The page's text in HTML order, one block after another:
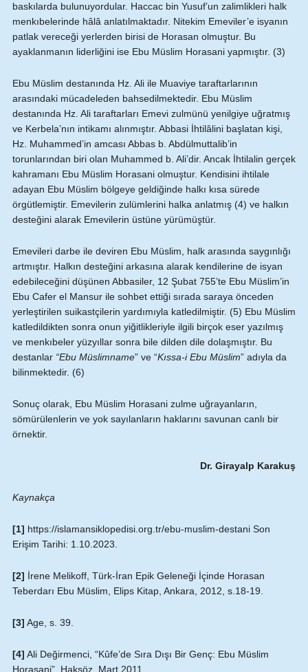
baskılarda bulunuyordular. Haccac bin Yusuf’un zalimlikleri halk
menkıbelerinde hâlâ anlatılmaktadır. Nitekim Emeviler’e isyanın
patlak vereceği yerlerden birisi de Horasan olmuştur. Bu
ayaklanmanın liderliğini ise Ebu Müslim Horasani yapmıştır. (3)
Ebu Müslim destanında Hz. Ali ile Muaviye taraftarlarının
arasındaki mücadeleden bahsedilmektedir. Ebu Müslim
destanında Hz. Ali taraftarları Emevi zulmünü yenilgiye uğratmış
ve Kerbela’nın intikamı alınmıştır. Abbasi İhtilâlini başlatan kişi,
Hz. Muhammed’in amcası Abbas b. Abdülmuttalib’in
torunlarından biri olan Muhammed b. Ali’dir. Ancak İhtilalin gerçek
kahramanı Ebu Müslim Horasani olmuştur. Kendisini ihtilale
adayan Ebu Müslim bölgeye geldiğinde halkı kısa sürede
örgütlemiştir. Emevilerin zulümlerini halka anlatmış (4) ve halkın
desteğini alarak Emevilerin üstüne yürümüştür.
Emevileri darbe ile deviren Ebu Müslim, halk arasında saygınlığı
artmıştır. Halkın desteğini arkasına alarak kendilerine de isyan
edebileceğini düşünen Abbasiler, 12 Şubat 755’te Ebu Müslim’in
Ebu Cafer el Mansur ile sohbet ettiği sırada saraya önceden
yerleştirilen suikastçilerin yardımıyla katledilmiştir. (5) Ebu Müslim
katledildikten sonra onun yiğitlikleriyle ilgili birçok eser yazılmış
ve menkıbeler yüzyıllar sonra bile dilden dile dolaşmıştır. Bu
destanlar “Ebu Müslimname” ve “Kıssa-i Ebu Müslim” adıyla da
bilinmektedir. (6)
Sonuç olarak, Ebu Müslim Horasani zulme uğrayanların,
sömürülenlerin ve yok sayılanların haklarını savunan canlı bir
örnektir.
Dr. Girayalp Karakuş
Kaynakça
[1] https://islamansiklopedisi.org.tr/ebu-muslim-destani Son
Erişim Tarihi: 1.10.2023.
[2] İrene Melikoff, Türk-İran Epik Geleneği İçinde Horasan
Teberdarı Ebu Müslim, Elips Kitap, Ankara, 2012, s.18-19.
[3] Age, s. 39.
[4] Ali Değirmenci, “Kûfe’de Sıra Dışı Bir Genç: Ebu Müslim
Horasani”, Haksöz, Mart 2011.